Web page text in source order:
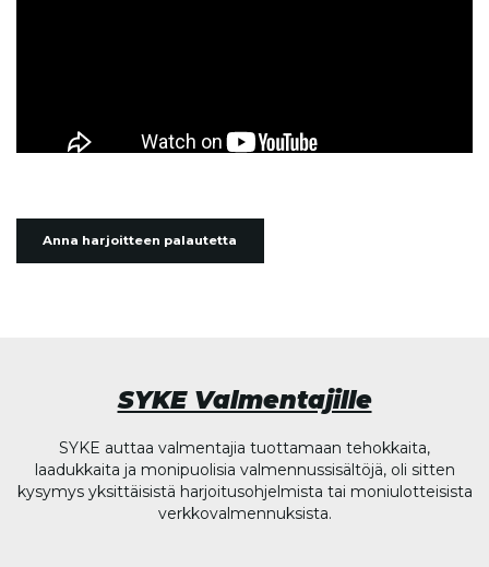
Anna harjoitteen palautetta
SYKE Valmentajille
SYKE auttaa valmentajia tuottamaan tehokkaita,
laadukkaita ja monipuolisia valmennussisältöjä, oli sitten
kysymys yksittäisistä harjoitusohjelmista tai moniulotteisista
verkkovalmennuksista.